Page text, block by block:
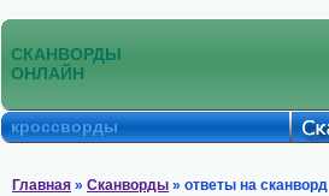
СКАНВОРДЫ
ОНЛАЙН
кроссворды
Главная » Сканворды » ответы на сканворд